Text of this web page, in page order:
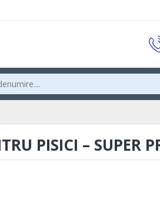
PISICI – SUPER